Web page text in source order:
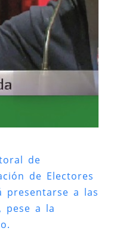
de
de Electores
presentarse a las
pese a la